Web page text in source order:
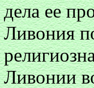
дела ее
Ливония
Ливонии